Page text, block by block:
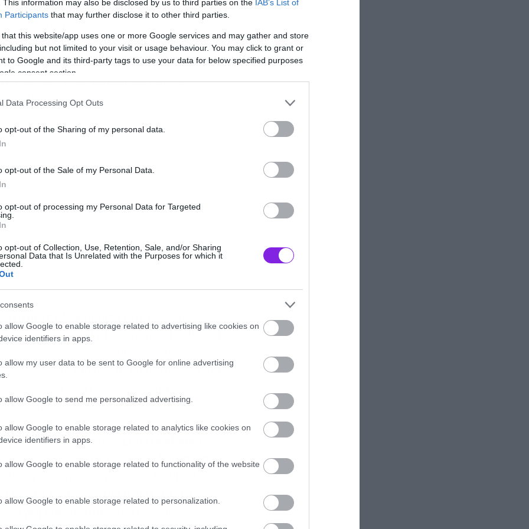
This information may also be disclosed by us to third parties on the IAB’s List of
Participants that may further disclose it to other third parties.
that this website/app uses one or more Google services and may gather and store
but not limited to your visit or usage behaviour. You may click to grant or
to Google and its third-party tags to use your data for below specified purposes
consent section.
Data Processing Opt Outs
opt-out of the Sharing of my personal data.
opt-out of the Sale of my Personal Data.
opt-out of processing my Personal Data for Targeted
opt-out of Collection, Use, Retention, Sale, and/or Sharing
Data that Is Unrelated with the Purposes for which it
allow Google to enable storage related to advertising like cookies on
identifiers in apps.
allow my user data to be sent to Google for online advertising
allow Google to send me personalized advertising.
allow Google to enable storage related to analytics like cookies on
identifiers in apps.
allow Google to enable storage related to functionality of the website
allow Google to enable storage related to personalization.
ακολουθώντας το αιχμηρό,
νέο πόνημα του Αμερικανού
συσσωρεύουν πάνω απότέσσερις
του, από τουςHüsker Düκαι τους
soloκαριέρα του.
τον ήχο του αμερικανικού indie και
ρίζες του, με ένα album που
ενέργειά του με την εσωστρέφεια και
του, που είναι άλλωστε και τα
του τόσο μοναδική.
στα ιστορικά
συνεργάτη του Beau Sorenson
εκδοχή του ήχου του
και το χάος , για
την απώλεια, τη
για αγάπη